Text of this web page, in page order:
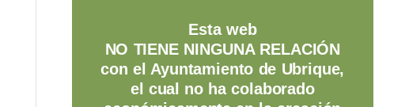
Esta web
NO TIENE NINGUNA RELACIÓN
con el Ayuntamiento de Ubrique,
el cual no ha colaborado